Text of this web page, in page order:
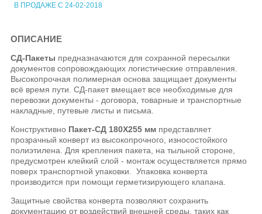
В ПРОДАЖЕ С 24-02-2018
ОПИСАНИЕ
СД-Пакеты предназначаются для сохранной пересылки
документов сопровождающих логистические отправления.
Высокопрочная полимерная основа защищает документы
всё время пути. СД-пакет вмещает все необходимые для
перевозки документы - договора, товарные и транспортные
накладные, путевые листы и письма.
Конструктивно Пакет-СД 180Х255 мм представляет
прозрачный конверт из высокопрочного, износостойкого
полиэтилена. Для крепления пакета, на тыльной стороне,
предусмотрен клейкий слой - монтаж осуществляется прямо
поверх транспортной упаковки. Упаковка конверта
производится при помощи герметизирующего клапана.
Защитные свойства конверта позволяют сохранить
документацию от воздействий внешней среды, таких как